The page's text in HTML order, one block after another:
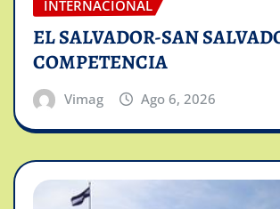
INTERNACIONAL
EL SALVADOR-SAN
COMPETENCIA
Vimag Ago 6, 2026